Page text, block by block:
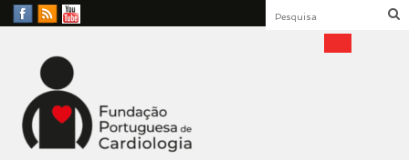
Facebook
RSS
YouTube
Fundação Portuguesa
Cardiologia